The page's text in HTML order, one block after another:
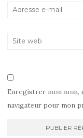
Enregistrer mon nom,
navigateur pour mon